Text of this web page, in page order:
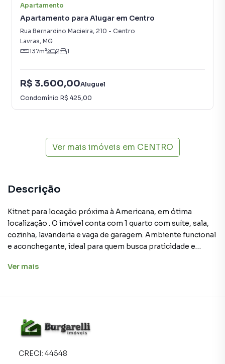
Apartamento
Apartamento para Alugar em Centro
Rua Bernardino Macieira, 210 - Centro
Lavras, MG
137m² 2 1
R$ 3.600,00Aluguel
Condomínio R$ 425,00
Ver mais imóveis em CENTRO
Descrição
Kitnet para locação próxima à Americana, em ótima
localização . O imóvel conta com 1 quarto com suíte, sala,
cozinha, lavanderia e vaga de garagem. Ambiente funcional
e aconchegante, ideal para quem busca praticidade e
em contato com nossa equipe pelo telefone (35) 3409-
2021.
Ver mais
CRECI: 44548